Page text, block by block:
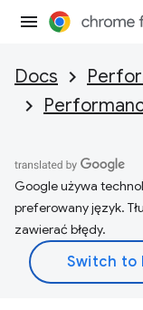
Docs
Google używa
preferowany język.
zawierać błędy.